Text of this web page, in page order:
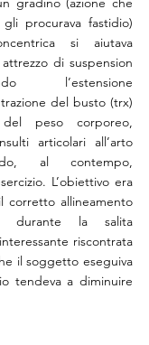
procurava fastidio)
si aiutava
di suspension
l’estensione
del busto (trx)
peso corporeo,
articolari all’arto
al contempo,
L’obiettivo era
corretto allineamento
durante la salita
riscontrata
il soggetto eseguiva
tendeva a diminuire